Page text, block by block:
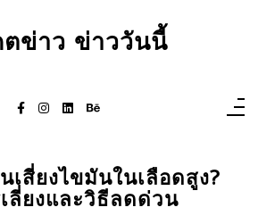
ตข่าว ข่าววันนี้
เสี่ยงไขมันในเลือดสูง?
ลี่ยงและวิธีลดด่วน